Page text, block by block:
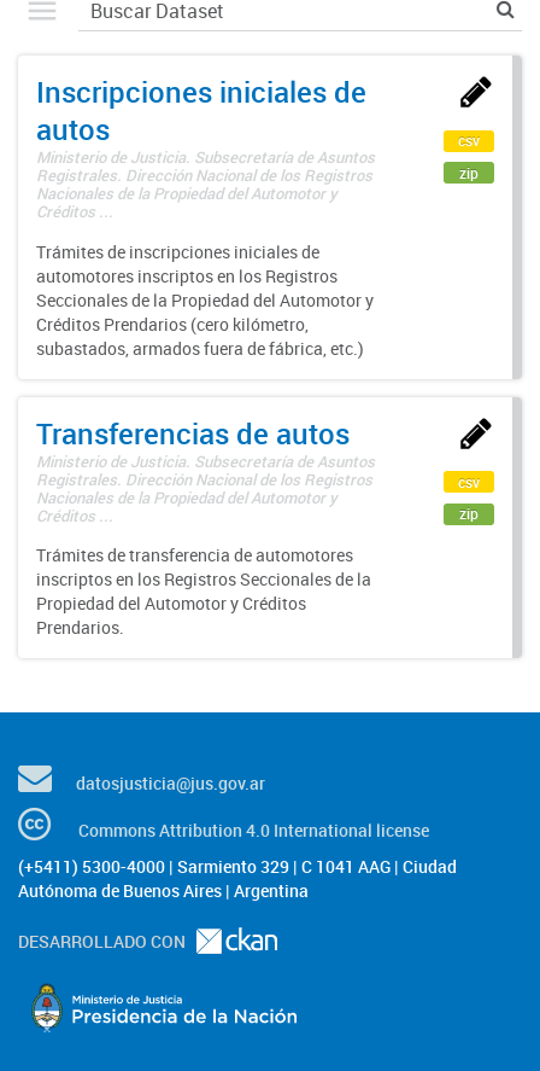
Inscripciones iniciales de
autos
Ministerio de Justicia. Subsecretaría de Asuntos
Registrales. Dirección Nacional de los Registros
Nacionales de la Propiedad del Automotor y
Créditos ...
Trámites de inscripciones iniciales de
automotores inscriptos en los Registros
Seccionales de la Propiedad del Automotor y
Créditos Prendarios (cero kilómetro,
subastados, armados fuera de fábrica, etc.)
csv
zip
Transferencias de autos
Ministerio de Justicia. Subsecretaría de Asuntos
Registrales. Dirección Nacional de los Registros
Nacionales de la Propiedad del Automotor y
Créditos ...
Trámites de transferencia de automotores
inscriptos en los Registros Seccionales de la
Propiedad del Automotor y Créditos
Prendarios.
csv
zip
datosjusticia@jus.gov.ar
Commons Attribution 4.0 International license
(+5411) 5300-4000 | Sarmiento 329 | C 1041 AAG | Ciudad
Autónoma de Buenos Aires | Argentina
DESARROLLADO CON